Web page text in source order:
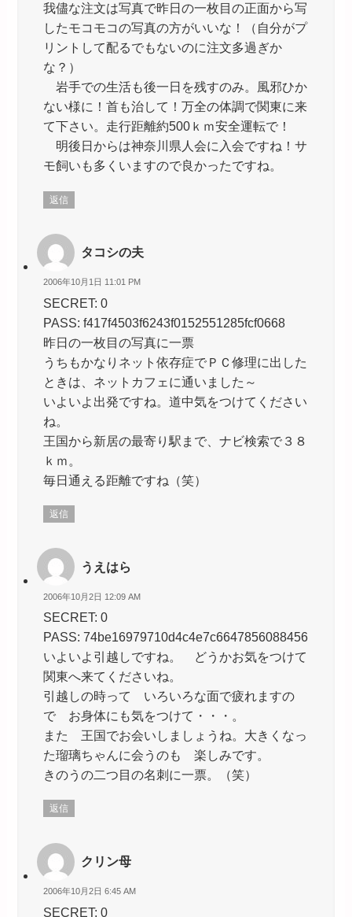
我儘な注文は写真で昨日の一枚目の正面から写
したモコモコの写真の方がいいな！（自分がプ
リントして配るでもないのに注文多過ぎか
な？）
岩手での生活も後一日を残すのみ。風邪ひか
ない様に！首も治して！万全の体調で関東に来
て下さい。走行距離約500ｋｍ安全運転で！
明後日からは神奈川県人会に入会ですね！サ
モ飼いも多くいますので良かったですね。
返信
タコシの夫
2006年10月1日 11:01 PM
SECRET: 0
PASS: f417f4503f6243f0152551285fcf0668
昨日の一枚目の写真に一票
うちもかなりネット依存症でＰＣ修理に出した
ときは、ネットカフェに通いました～
いよいよ出発ですね。道中気をつけてください
ね。
王国から新居の最寄り駅まで、ナビ検索で３８
ｋｍ。
毎日通える距離ですね（笑）
返信
うえはら
2006年10月2日 12:09 AM
SECRET: 0
PASS: 74be16979710d4c4e7c6647856088456
いよいよ引越しですね。 どうかお気をつけて
関東へ来てくださいね。
引越しの時って いろいろな面で疲れますの
で お身体にも気をつけて・・・。
また 王国でお会いしましょうね。大きくなっ
た瑠璃ちゃんに会うのも 楽しみです。
きのうの二つ目の名刺に一票。（笑）
返信
クリン母
2006年10月2日 6:45 AM
SECRET: 0